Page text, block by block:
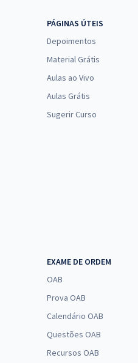
PÁGINAS ÚTEIS
Depoimentos
Material Grátis
Aulas ao Vivo
Aulas Grátis
Sugerir Curso
EXAME DE ORDEM
OAB
Prova OAB
Calendário OAB
Questões OAB
Recursos OAB